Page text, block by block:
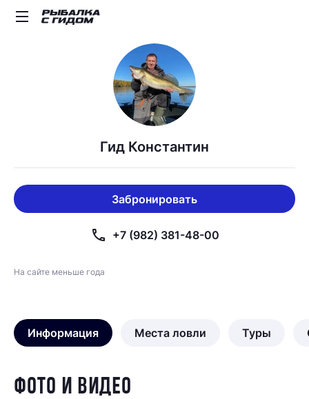
Гид Константин
Забронировать
phone +7 (982) 381-48-00
На сайте меньше года
Информация Места ловли Туры
ФОТО И ВИДЕО